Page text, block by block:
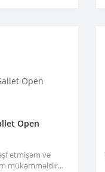
Open
etmişəm və
mükəmməldir...